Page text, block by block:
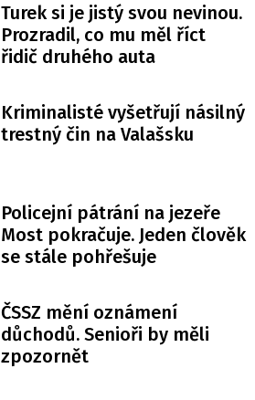
Turek si je jistý svou nevinou.
Prozradil, co mu měl říct
řidič druhého auta
Kriminalisté vyšetřují násilný
trestný čin na Valašsku
Policejní pátrání na jezeře
Most pokračuje. Jeden člověk
se stále pohřešuje
ČSSZ mění oznámení
důchodů. Senioři by měli
zpozornět